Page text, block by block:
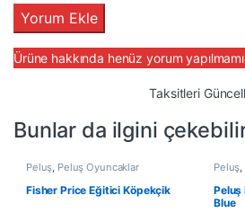
Ürüne hakkında henüz yorum
Taksitleri
Bunlar da ilgini
Peluş, Peluş Oyuncaklar
Fisher Price Eğitici Köpekçik
Peluş,
Peluş
Blue